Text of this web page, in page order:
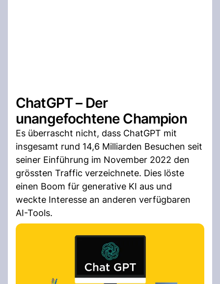
ChatGPT – Der
unangefochtene Champion
Es überrascht nicht, dass ChatGPT mit
insgesamt rund 14,6 Milliarden Besuchen seit
seiner Einführung im November 2022 den
grössten Traffic verzeichnete. Dies löste
einen Boom für generative KI aus und
weckte Interesse an anderen verfügbaren
AI-Tools.